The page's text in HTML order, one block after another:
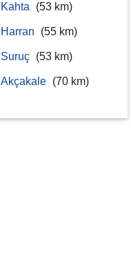
Kahta (53 km)
Harran (55 km)
Suruç (53 km)
Akçakale (70 km)